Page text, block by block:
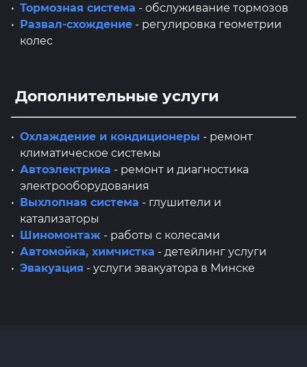
Тормозная система - обслуживание тормозов
Развал-схождение- регулировка геометрии
колес
Дополнительные услуги
Охлаждение и кондиционеры - ремонт
климатическое системы
Автоэлектрика - ремонт и диагностика
электрооборудования
Выхлопная система - глушители и
катализаторы
Шиномонтаж - работы с колесами
Автомойка, химчистка - детейлинг услуги
Эвакуация - услуги эвакуатора в Минске